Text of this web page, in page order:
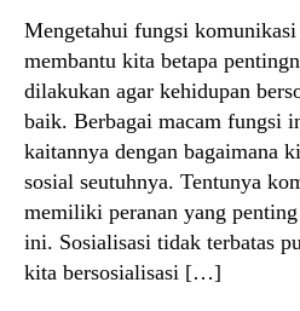
Mengetahui fungsi
membantu kita betapa
dilakukan agar kehidupan
baik. Berbagai macam fungsi
kaitannya dengan bagaimana
sosial seutuhnya. Tentunya
memiliki peranan yang
ini. Sosialisasi tidak terbatas
kita bersosialisasi […]